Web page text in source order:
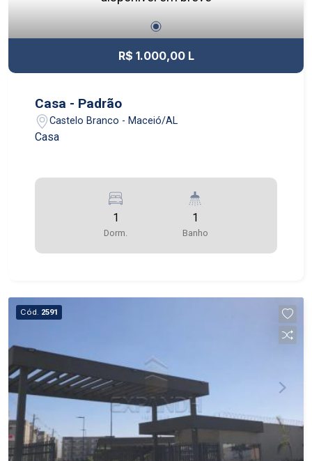
R$ 1.000,00 L
Casa - Padrão
Castelo Branco - Maceió/AL
Casa
1
Dorm.
1
Banho
Cód. 2591